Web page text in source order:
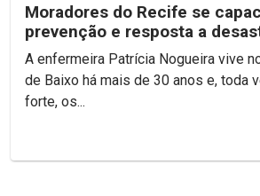
Moradores do Recife se
prevenção e resposta a
climáticos
A enfermeira Patrícia Nogueira vive
de Baixo há mais de 30 anos e, toda
forte, os...